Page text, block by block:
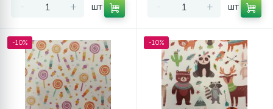
- + шт - + шт
-10% -10%